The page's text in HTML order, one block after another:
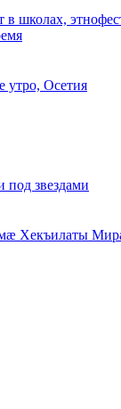
в школах,
утро, Осетия
под звездами
Хекъилаты